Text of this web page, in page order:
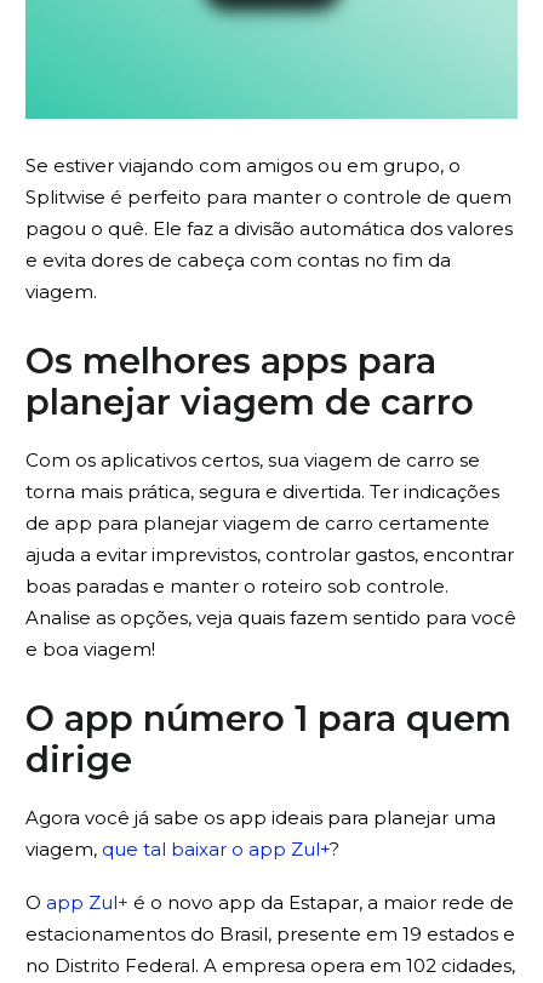
Se estiver viajando com amigos ou em grupo, o
Splitwise é perfeito para manter o controle de quem
pagou o quê. Ele faz a divisão automática dos valores
e evita dores de cabeça com contas no fim da
viagem.
Os melhores apps para
planejar viagem de carro
Com os aplicativos certos, sua viagem de carro se
torna mais prática, segura e divertida. Ter indicações
de app para planejar viagem de carro certamente
ajuda a evitar imprevistos, controlar gastos, encontrar
boas paradas e manter o roteiro sob controle.
Analise as opções, veja quais fazem sentido para você
e boa viagem!
O app número 1 para quem
dirige
Agora você já sabe os app ideais para planejar uma
viagem, que tal baixar o app Zul+?
O app Zul+ é o novo app da Estapar, a maior rede de
estacionamentos do Brasil, presente em 19 estados e
no Distrito Federal. A empresa opera em 102 cidades,